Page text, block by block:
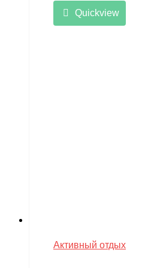
Quickview
Активный отдых